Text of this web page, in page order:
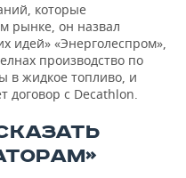
которые
рынке, он назвал
идей» «Энерголеспром»,
производство по
в жидкое топливо, и
договор с Decathlon.